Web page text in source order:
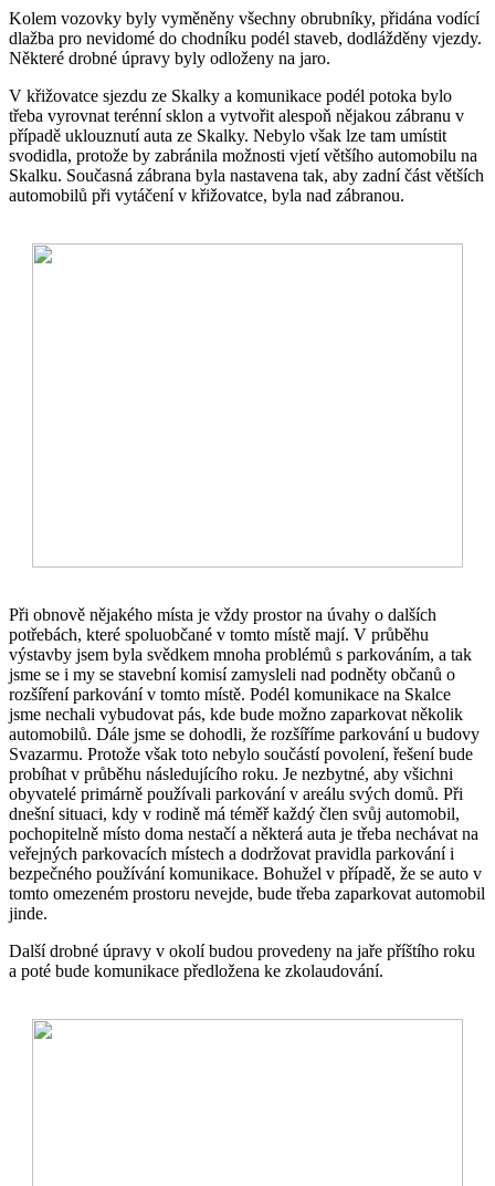
Kolem vozovky byly vyměněny všechny obrubníky, přidána vodící
dlažba pro nevidomé do chodníku podél staveb, dodlážděny vjezdy.
Některé drobné úpravy byly odloženy na jaro.
V křižovatce sjezdu ze Skalky a komunikace podél potoka bylo
třeba vyrovnat terénní sklon a vytvořit alespoň nějakou zábranu v
případě uklouznutí auta ze Skalky. Nebylo však lze tam umístit
svodidla, protože by zabránila možnosti vjetí většího automobilu na
Skalku. Současná zábrana byla nastavena tak, aby zadní část větších
automobilů při vytáčení v křižovatce, byla nad zábranou.
Při obnově nějakého místa je vždy prostor na úvahy o dalších
potřebách, které spoluobčané v tomto místě mají. V průběhu
výstavby jsem byla svědkem mnoha problémů s parkováním, a tak
jsme se i my se stavební komisí zamysleli nad podněty občanů o
rozšíření parkování v tomto místě. Podél komunikace na Skalce
jsme nechali vybudovat pás, kde bude možno zaparkovat několik
automobilů. Dále jsme se dohodli, že rozšíříme parkování u budovy
Svazarmu. Protože však toto nebylo součástí povolení, řešení bude
probíhat v průběhu následujícího roku. Je nezbytné, aby všichni
obyvatelé primárně používali parkování v areálu svých domů. Při
dnešní situaci, kdy v rodině má téměř každý člen svůj automobil,
pochopitelně místo doma nestačí a některá auta je třeba nechávat na
veřejných parkovacích místech a dodržovat pravidla parkování i
bezpečného používání komunikace. Bohužel v případě, že se auto v
tomto omezeném prostoru nevejde, bude třeba zaparkovat automobil
jinde.
Další drobné úpravy v okolí budou provedeny na jaře příštího roku
a poté bude komunikace předložena ke zkolaudování.